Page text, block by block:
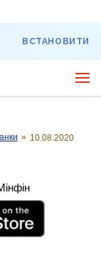
ВСТАНОВИТИ
» 10.08.2020